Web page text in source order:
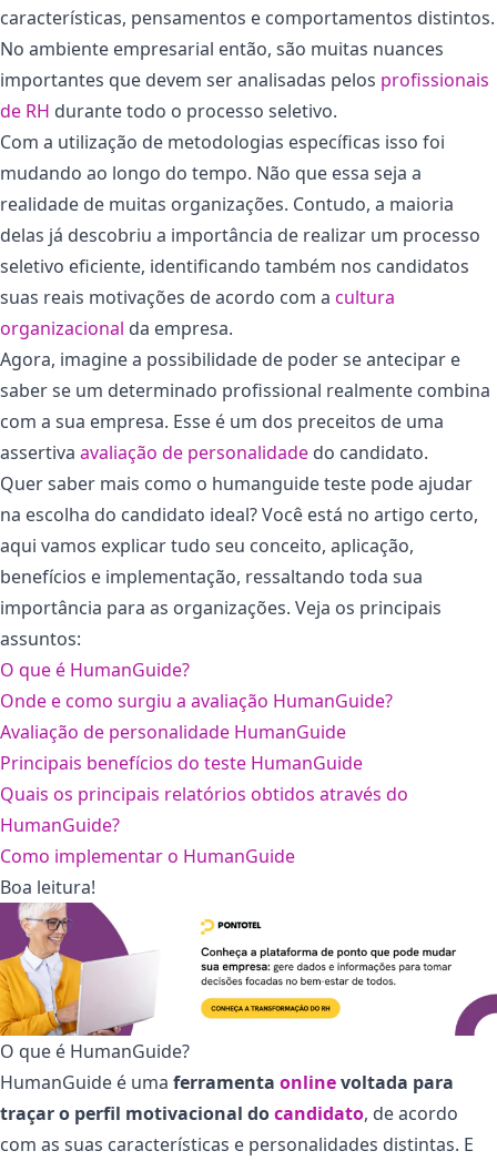
características, pensamentos e comportamentos distintos.
No ambiente empresarial então, são muitas nuances
importantes que devem ser analisadas pelos profissionais
de RH durante todo o processo seletivo.
Com a utilização de metodologias específicas isso foi
mudando ao longo do tempo. Não que essa seja a
realidade de muitas organizações. Contudo, a maioria
delas já descobriu a importância de realizar um processo
seletivo eficiente, identificando também nos candidatos
suas reais motivações de acordo com a cultura
organizacional da empresa.
Agora, imagine a possibilidade de poder se antecipar e
saber se um determinado profissional realmente combina
com a sua empresa. Esse é um dos preceitos de uma
assertiva avaliação de personalidade do candidato.
Quer saber mais como o humanguide teste pode ajudar
na escolha do candidato ideal? Você está no artigo certo,
aqui vamos explicar tudo seu conceito, aplicação,
benefícios e implementação, ressaltando toda sua
importância para as organizações. Veja os principais
assuntos:
O que é HumanGuide?
Onde e como surgiu a avaliação HumanGuide?
Avaliação de personalidade HumanGuide
Principais benefícios do teste HumanGuide
Quais os principais relatórios obtidos através do
HumanGuide?
Como implementar o HumanGuide
Boa leitura!
O que é HumanGuide?
HumanGuide é uma ferramenta onlinevoltada para
traçar o perfil motivacional docandidato, de acordo
com as suas características e personalidades distintas. E